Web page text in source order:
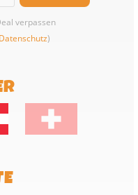
verpassen
Datenschutz)